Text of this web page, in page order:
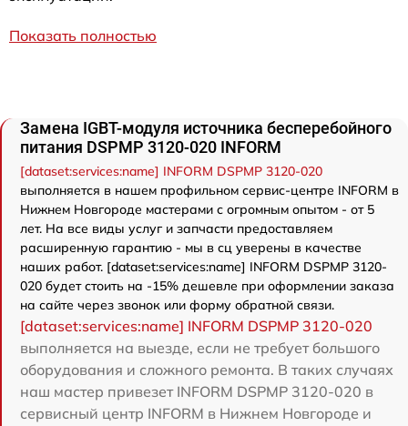
Показать полностью
Замена IGBT-модуля источника бесперебойного
питания DSPMP 3120-020 INFORM
[dataset:services:name] INFORM DSPMP 3120-020
выполняется в нашем профильном сервис-центре INFORM в
Нижнем Новгороде мастерами с огромным опытом - от 5
лет. На все виды услуг и запчасти предоставляем
расширенную гарантию - мы в сц уверены в качестве
наших работ. [dataset:services:name] INFORM DSPMP 3120-
020 будет стоить на -15% дешевле при оформлении заказа
на сайте через звонок или форму обратной связи.
[dataset:services:name] INFORM DSPMP 3120-020
выполняется на выезде, если не требует большого
оборудования и сложного ремонта. В таких случаях
наш мастер привезет INFORM DSPMP 3120-020 в
сервисный центр INFORM в Нижнем Новгороде и